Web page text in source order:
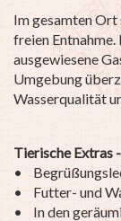
Im gesamten
freien
ausgewiesene
Umgebung
Wasserqualität
Tierische Extras
•
• Futter- und
• In den